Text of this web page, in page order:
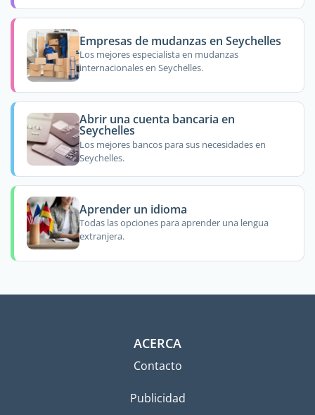
Empresas de mudanzas en Seychelles
Los mejores especialista en mudanzas
internacionales en Seychelles.
Abrir una cuenta bancaria en
Seychelles
Los mejores bancos para sus necesidades en
Seychelles.
Aprender un idioma
Todas las opciones para aprender una lengua
extranjera.
ACERCA
Contacto
Publicidad